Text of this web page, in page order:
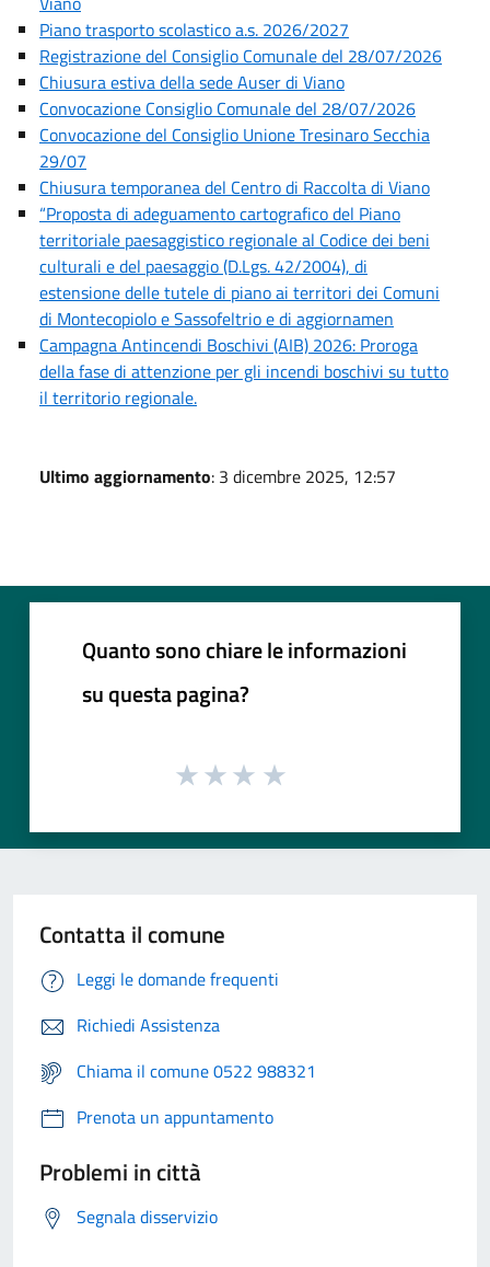
Piano trasporto scolastico a.s. 2026/2027
Registrazione del Consiglio Comunale del 28/07/2026
Chiusura estiva della sede Auser di Viano
Convocazione Consiglio Comunale del 28/07/2026
Convocazione del Consiglio Unione Tresinaro Secchia
29/07
Chiusura temporanea del Centro di Raccolta di Viano
“Proposta di adeguamento cartografico del Piano
territoriale paesaggistico regionale al Codice dei beni
culturali e del paesaggio (D.Lgs. 42/2004), di
estensione delle tutele di piano ai territori dei Comuni
di Montecopiolo e Sassofeltrio e di aggiornamen
Campagna Antincendi Boschivi (AIB) 2026: Proroga
della fase di attenzione per gli incendi boschivi su tutto
il territorio regionale.
Ultimo aggiornamento: 3 dicembre 2025, 12:57
Quanto sono chiare le informazioni
su questa pagina?
Contatta il comune
Leggi le domande frequenti
Richiedi Assistenza
Chiama il comune 0522 988321
Prenota un appuntamento
Problemi in città
Segnala disservizio